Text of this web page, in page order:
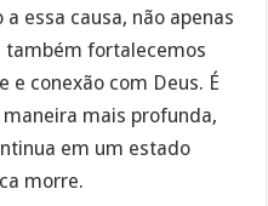
essa causa, não apenas
também fortalecemos
e conexão com Deus. É
mais profunda,
em um estado
morre.